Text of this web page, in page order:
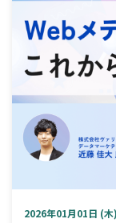
2026年01月01日 (